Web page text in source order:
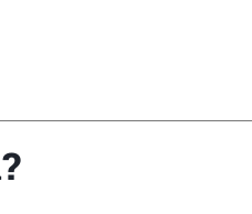
jede Läuferin und jeden Läufer